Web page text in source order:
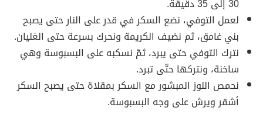
30 إلى 35 دقيقة.
لعمل التوفي، نضع السكر في قدر على النار حتى يصبح
بني غامق، ثم نضيف الكريمة ونحرك بسرعة حتى الغليان.
نترك التوفي حتى يبرد، ثمّ نسكبه على البسبوسة وهي
ساخنة، ونتركها حتّى تبرد.
نحمص اللوز المبشور مع السكر بمقلاة حتى يصبح السكر
أشقر ويرش على وجه البسبوسة.